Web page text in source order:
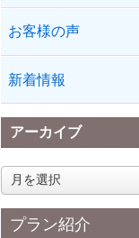
お客様の声
新着情報
アーカイブ
ア
ー
カ
イプラン紹介